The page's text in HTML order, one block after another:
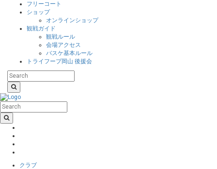
フリーコート
ショップ
オンラインショップ
観戦ガイド
観戦ルール
会場アクセス
バスケ基本ルール
トライフープ岡山 後援会
クラブ